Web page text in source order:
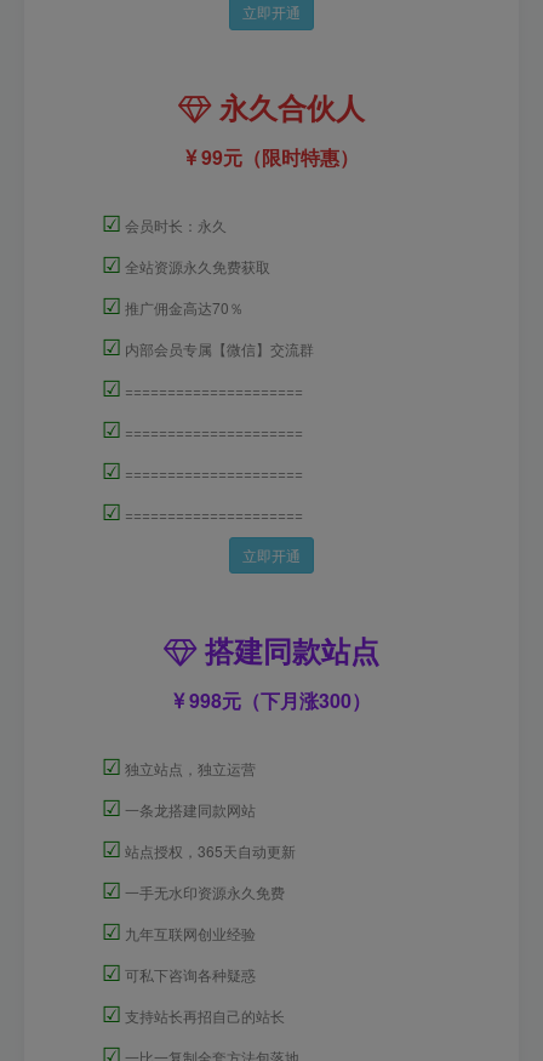
立即开通
永久合伙人
99元（限时特惠）
☑ 会员时长：永久
☑ 全站资源永久免费获取
☑ 推广佣金高达70％
☑ 内部会员专属【微信】交流群
☑ =====================
☑ =====================
☑ =====================
☑ =====================
立即开通
搭建同款站点
998元（下月涨300）
☑ 独立站点，独立运营
☑ 一条龙搭建同款网站
☑ 站点授权，365天自动更新
☑ 一手无水印资源永久免费
☑ 九年互联网创业经验
☑ 可私下咨询各种疑惑
☑ 支持站长再招自己的站长
☑